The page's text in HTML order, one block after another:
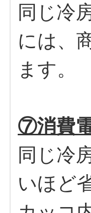
同じ冷
には、
ます。
⑦消費電
同じ冷
いほど